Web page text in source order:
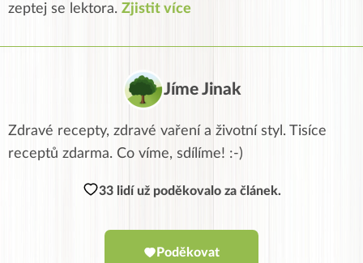
zeptej se lektora. Zjistit více
Jíme Jinak
Zdravé recepty, zdravé vaření a životní styl. Tisíce
receptů zdarma. Co víme, sdílíme! :-)
33 lidí už poděkovalo za článek.
Poděkovat